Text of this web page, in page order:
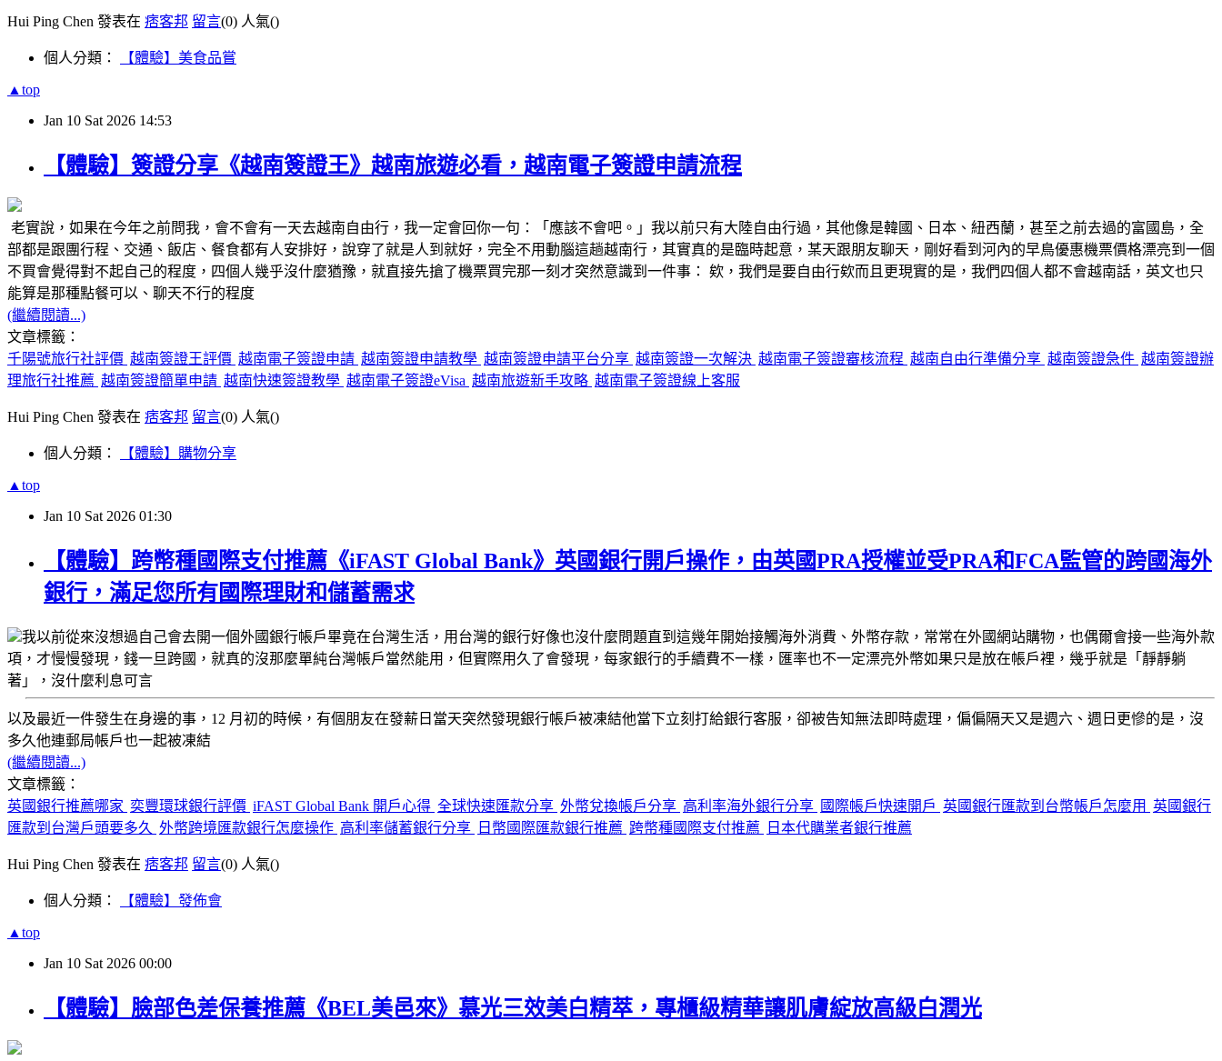
Hui Ping Chen 發表在 痞客邦 留言(0) 人氣()
個人分類： 【體驗】美食品嘗
▲top
Jan 10 Sat 2026 14:53
【體驗】簽證分享《越南簽證王》越南旅遊必看，越南電子簽證申請流程
老實說，如果在今年之前問我，會不會有一天去越南自由行，我一定會回你一句：「應該不會吧。」我以前只有大陸自由行過，其他像是韓國、日本、紐西蘭，甚至之前去過的富國島，全
部都是跟團行程、交通、飯店、餐食都有人安排好，說穿了就是人到就好，完全不用動腦這趟越南行，其實真的是臨時起意，某天跟朋友聊天，剛好看到河內的早鳥優惠機票價格漂亮到一個
不買會覺得對不起自己的程度，四個人幾乎沒什麼猶豫，就直接先搶了機票買完那一刻才突然意識到一件事： 欸，我們是要自由行欸而且更現實的是，我們四個人都不會越南話，英文也只
能算是那種點餐可以、聊天不行的程度
(繼續閱讀...)
文章標籤：
千陽號旅行社評價 越南簽證王評價 越南電子簽證申請 越南簽證申請教學 越南簽證申請平台分享 越南簽證一次解決 越南電子簽證審核流程 越南自由行準備分享 越南簽證急件 越南簽證辦
理旅行社推薦 越南簽證簡單申請 越南快速簽證教學 越南電子簽證eVisa 越南旅遊新手攻略 越南電子簽證線上客服
Hui Ping Chen 發表在 痞客邦 留言(0) 人氣()
個人分類： 【體驗】購物分享
▲top
Jan 10 Sat 2026 01:30
【體驗】跨幣種國際支付推薦《iFAST Global Bank》英國銀行開戶操作，由英國PRA授權並受PRA和FCA監管的跨國海外
銀行，滿足您所有國際理財和儲蓄需求
我以前從來沒想過自己會去開一個外國銀行帳戶畢竟在台灣生活，用台灣的銀行好像也沒什麼問題直到這幾年開始接觸海外消費、外幣存款，常常在外國網站購物，也偶爾會接一些海外款
項，才慢慢發現， 錢一旦跨國，就真的沒那麼單純台灣帳戶當然能用，但實際用久了會發現，每家銀行的手續費不一樣，匯率也不一定漂亮外幣如果只是放在帳戶裡，幾乎就是「靜靜躺
著」，沒什麼利息可言
以及最近一件發生在身邊的事，12 月初的時候，有個朋友在發薪日當天突然發現銀行帳戶被凍結他當下立刻打給銀行客服，卻被告知無法即時處理，偏偏隔天又是週六、週日 更慘的是，沒
多久他連郵局帳戶也一起被凍結
(繼續閱讀...)
文章標籤：
英國銀行推薦哪家 奕豐環球銀行評價 iFAST Global Bank 開戶心得 全球快速匯款分享 外幣兌換帳戶分享 高利率海外銀行分享 國際帳戶快速開戶 英國銀行匯款到台幣帳戶怎麼用 英國銀行
匯款到台灣戶頭要多久 外幣跨境匯款銀行怎麼操作 高利率儲蓄銀行分享 日幣國際匯款銀行推薦 跨幣種國際支付推薦 日本代購業者銀行推薦
Hui Ping Chen 發表在 痞客邦 留言(0) 人氣()
個人分類： 【體驗】發佈會
▲top
Jan 10 Sat 2026 00:00
【體驗】臉部色差保養推薦《BEL美邑來》慕光三效美白精萃，專櫃級精華讓肌膚綻放高級白潤光